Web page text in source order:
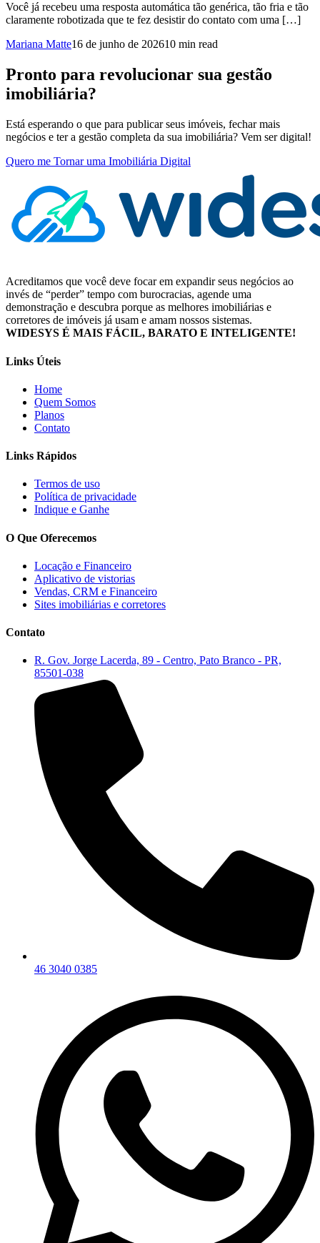
Você já recebeu uma resposta automática tão genérica, tão fria e tão
claramente robotizada que te fez desistir do contato com uma […]
Mariana Matte16 de junho de 202610 min read
Pronto para revolucionar sua gestão
imobiliária?
Está esperando o que para publicar seus imóveis, fechar mais
negócios e ter a gestão completa da sua imobiliária? Vem ser digital!
Quero me Tornar uma Imobiliária Digital
Acreditamos que você deve focar em expandir seus negócios ao
invés de “perder” tempo com burocracias, agende uma
demonstração e descubra porque as melhores imobiliárias e
corretores de imóveis já usam e amam nossos sistemas.
WIDESYS É MAIS FÁCIL, BARATO E INTELIGENTE!
Links Úteis
Home
Quem Somos
Planos
Contato
Links Rápidos
Termos de uso
Política de privacidade
Indique e Ganhe
O Que Oferecemos
Locação e Financeiro
Aplicativo de vistorias
Vendas, CRM e Financeiro
Sites imobiliárias e corretores
Contato
R. Gov. Jorge Lacerda, 89 - Centro, Pato Branco - PR,
85501-038
46 3040 0385